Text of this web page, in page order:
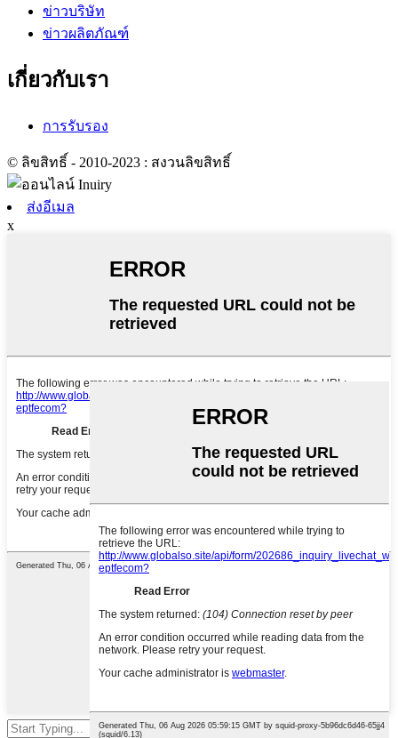
ข่าวบริษัท
ข่าวผลิตภัณฑ์
เกี่ยวกับเรา
การรับรอง
© ลิขสิทธิ์ - 2010-2023 : สงวนลิขสิทธิ์
ส่งอีเมล
x
กด Enter เพื่อค้นหาหรือ ESC